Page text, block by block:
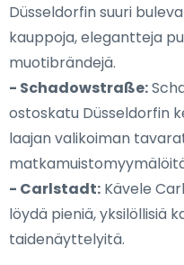
Düsseldorfin suuri
kauppoja, elegantteja
muotibrändejä.
- Schadowstraße:
ostoskatu Düsseldorfin
laajan valikoiman
- Carlstadt: Kävele
löydä pieniä, yksilöllisiä
taidenäyttelyitä.